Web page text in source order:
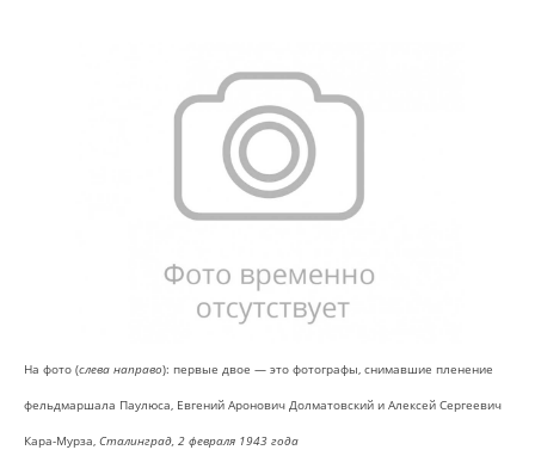
На фото (слева направо): первые двое — это фотографы, снимавшие пленение
фельдмаршала Паулюса, Евгений Аронович Долматовский и Алексей Сергеевич
Кара-Мурза, Сталинград, 2 февраля 1943 года